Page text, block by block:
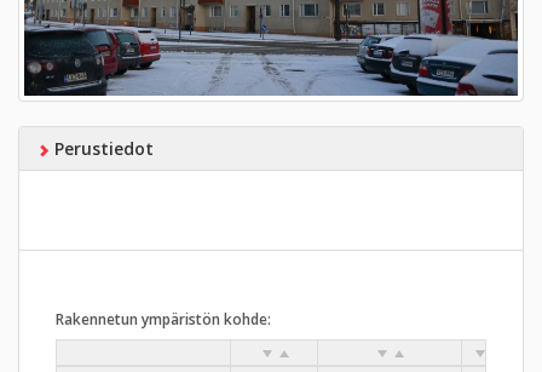
Perustiedot
Rakennetun ympäristön kohde: